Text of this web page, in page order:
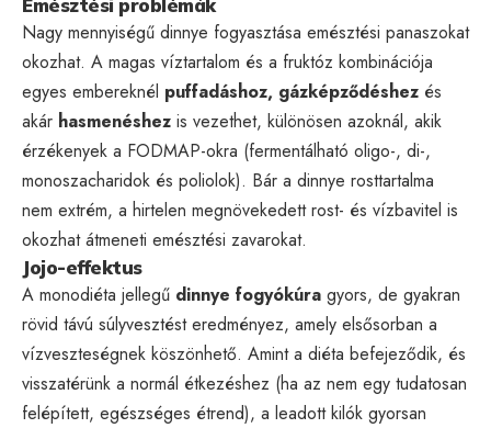
Nagy mennyiségű dinnye fogyasztása emésztési panaszokat
okozhat. A magas víztartalom és a fruktóz kombinációja
egyes embereknél puffadáshoz, gázképződéshez és
akár hasmenéshez is vezethet, különösen azoknál, akik
érzékenyek a FODMAP-okra (fermentálható oligo-, di-,
monoszacharidok és poliolok). Bár a dinnye rosttartalma
nem extrém, a hirtelen megnövekedett rost- és vízbavitel is
okozhat átmeneti emésztési zavarokat.
Jojo-effektus
A monodiéta jellegű dinnye fogyókúra gyors, de gyakran
rövid távú súlyvesztést eredményez, amely elsősorban a
vízveszteségnek köszönhető. Amint a diéta befejeződik, és
visszatérünk a normál étkezéshez (ha az nem egy tudatosan
felépített, egészséges étrend), a leadott kilók gyorsan